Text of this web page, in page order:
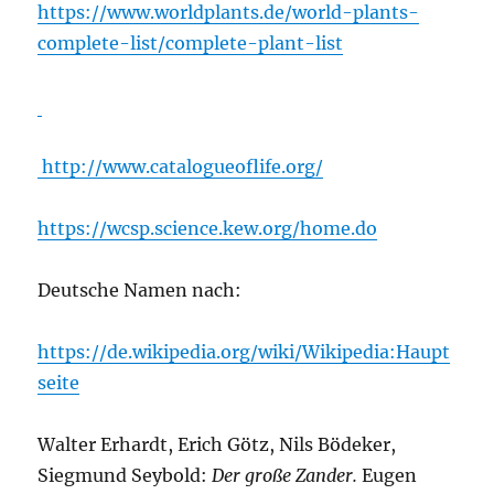
https://www.worldplants.de/world-plants-
complete-list/complete-plant-list
http://www.catalogueoflife.org/
https://wcsp.science.kew.org/home.do
Deutsche Namen nach:
https://de.wikipedia.org/wiki/Wikipedia:Haupt
seite
Walter Erhardt, Erich Götz, Nils Bödeker,
Siegmund Seybold:Der große Zander. Eugen